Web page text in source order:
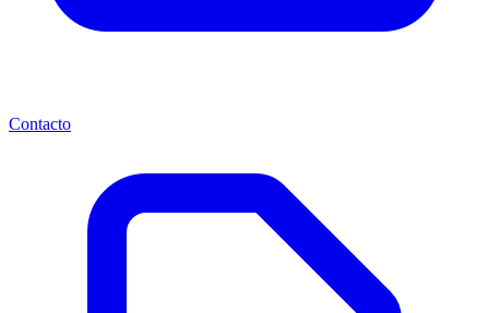
Contacto